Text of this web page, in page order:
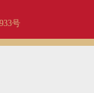
号